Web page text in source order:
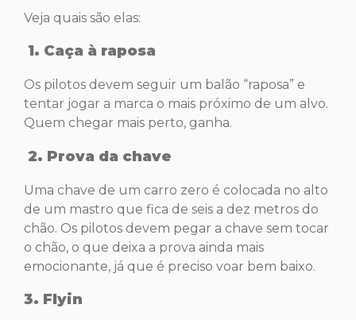
Veja quais são elas:
1. Caça à raposa
Os pilotos devem seguir um balão “raposa” e
tentar jogar a marca o mais próximo de um alvo.
Quem chegar mais perto, ganha.
2. Prova da chave
Uma chave de um carro zero é colocada no alto
de um mastro que fica de seis a dez metros do
chão. Os pilotos devem pegar a chave sem tocar
o chão, o que deixa a prova ainda mais
emocionante, já que é preciso voar bem baixo.
3. Flyin